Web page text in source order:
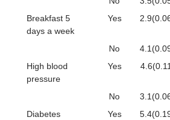
Breakfast 5
days a week
Yes
No
High blood
pressure
Yes
No
Diabetes
Yes